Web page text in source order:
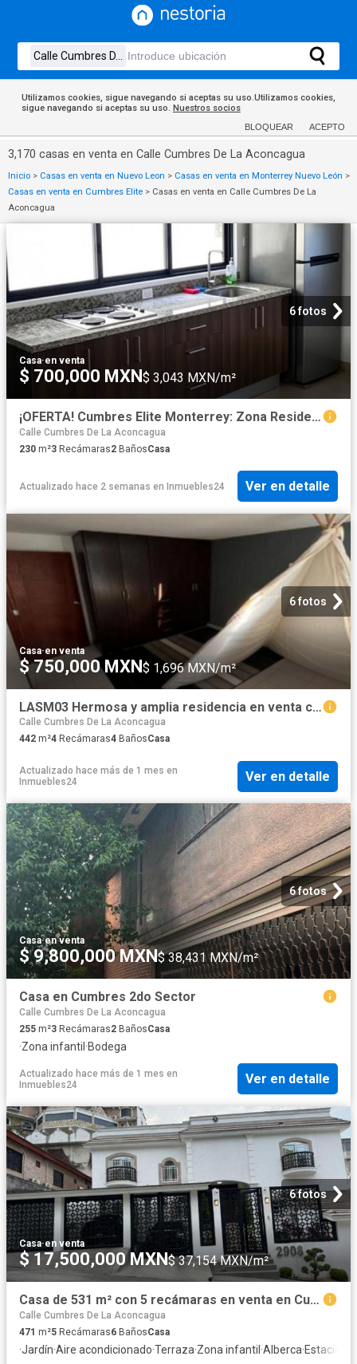
Utilizamos cookies, sigue navegando si aceptas su uso.Utilizamos cookies,
sigue navegando si aceptas su uso. Nuestros socios
BLOQUEAR ACEPTO
3,170 casas en venta en Calle Cumbres De La Aconcagua
Inicio > Casas en venta en Nuevo Leon > Casas en venta en Monterrey Nuevo León >
Casas en venta en Cumbres Elite > Casas en venta en Calle Cumbres De La
Aconcagua
6 fotos
Casa·en venta
$ 700,000 MXN$ 3,043 MXN/m²
¡OFERTA! Cumbres Elite Monterrey: Zona Residencial, Alta Plusvalia y Ahorro. !
Calle Cumbres De La Aconcagua
230 m²3 Recámaras2 BañosCasa
Actualizado hace 2 semanas en Inmuebles24 Ver en detalle
6 fotos
Casa·en venta
$ 750,000 MXN$ 1,696 MXN/m²
LASM03 Hermosa y amplia residencia en venta con vista a la Sierra Las Mitras
Calle Cumbres De La Aconcagua
442 m²4 Recámaras4 BañosCasa
Actualizado hace más de 1 mes en
Inmuebles24
Ver en detalle
6 fotos
Casa·en venta
$ 9,800,000 MXN$ 38,431 MXN/m²
Casa en Cumbres 2do Sector
Calle Cumbres De La Aconcagua
255 m²3 Recámaras2 BañosCasa
·Zona infantil ·Bodega
Actualizado hace más de 1 mes en
Inmuebles24
Ver en detalle
6 fotos
Casa·en venta
$ 17,500,000 MXN$ 37,154 MXN/m²
Casa de 531 m² con 5 recámaras en venta en Cumbres 2do Sector
Calle Cumbres De La Aconcagua
471 m²5 Recámaras6 BañosCasa
·Jardín·Aire acondicionado·Terraza·Zona infantil·Alberca·